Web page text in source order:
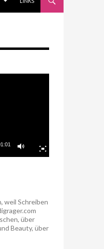
weil Schreiben
über
Beauty, über